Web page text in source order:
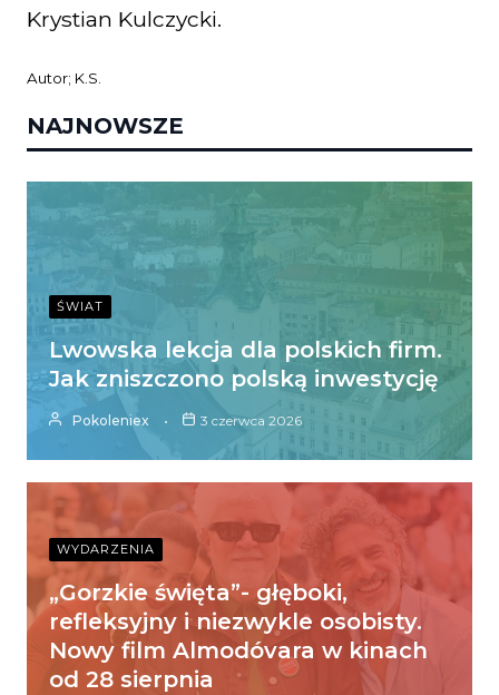
Krystian Kulczycki.
Autor; K.S.
NAJNOWSZE
ŚWIAT
Lwowska lekcja dla polskich firm.
Jak zniszczono polską inwestycję
Pokoleniex 3 czerwca 2026
WYDARZENIA
„Gorzkie święta”- głęboki,
refleksyjny i niezwykle osobisty.
Nowy film Almodóvara w kinach
od 28 sierpnia